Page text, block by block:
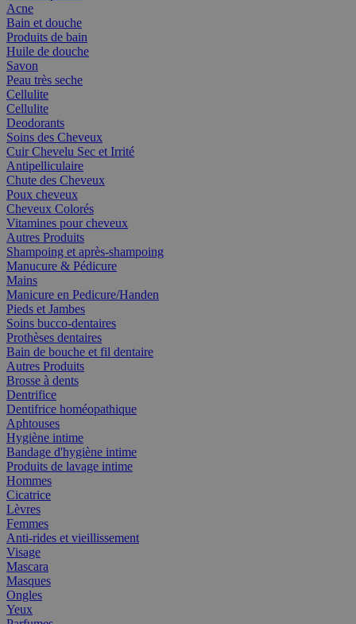
Acne
Bain et douche
Produits de bain
Huile de douche
Savon
Peau très seche
Cellulite
Cellulite
Deodorants
Soins des Cheveux
Cuir Chevelu Sec et Irrité
Antipelliculaire
Chute des Cheveux
Poux cheveux
Cheveux Colorés
Vitamines pour cheveux
Autres Produits
Shampoing et après-shampoing
Manucure & Pédicure
Mains
Manicure en Pedicure/Handen
Pieds et Jambes
Soins bucco-dentaires
Prothèses dentaires
Bain de bouche et fil dentaire
Autres Produits
Brosse à dents
Dentrifice
Dentifrice homéopathique
Aphtouses
Hygiène intime
Bandage d'hygiène intime
Produits de lavage intime
Hommes
Cicatrice
Lèvres
Femmes
Anti-rides et vieillissement
Visage
Mascara
Masques
Ongles
Yeux